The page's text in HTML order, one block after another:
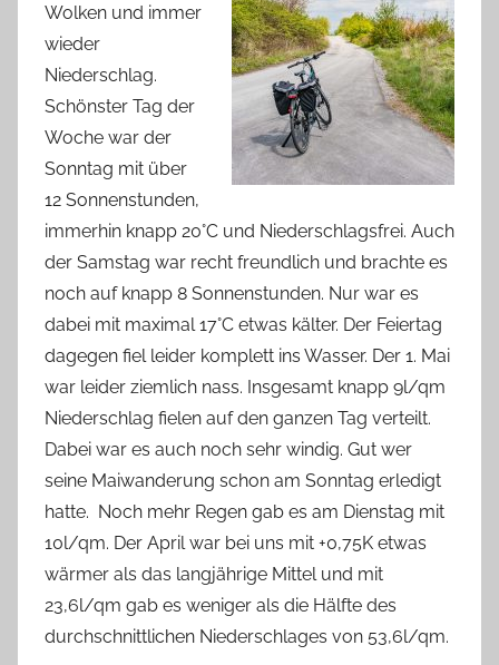
Wolken und immer
wieder
Niederschlag.
Schönster Tag der
Woche war der
Sonntag mit über
12 Sonnenstunden,
immerhin knapp 20°C und Niederschlagsfrei. Auch
der Samstag war recht freundlich und brachte es
noch auf knapp 8 Sonnenstunden. Nur war es
dabei mit maximal 17°C etwas kälter. Der Feiertag
dagegen fiel leider komplett ins Wasser. Der 1. Mai
war leider ziemlich nass. Insgesamt knapp 9l/qm
Niederschlag fielen auf den ganzen Tag verteilt.
Dabei war es auch noch sehr windig. Gut wer
seine Maiwanderung schon am Sonntag erledigt
hatte. Noch mehr Regen gab es am Dienstag mit
10l/qm. Der April war bei uns mit +0,75K etwas
wärmer als das langjährige Mittel und mit
23,6l/qm gab es weniger als die Hälfte des
durchschnittlichen Niederschlages von 53,6l/qm.